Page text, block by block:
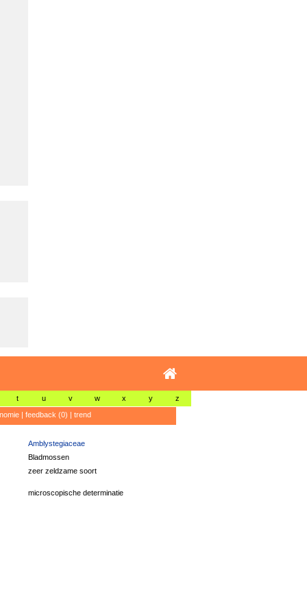
t u v w x y z
| feedback (0) | trend
Amblystegiaceae
Bladmossen
zeer zeldzame soort
microscopische determinatie